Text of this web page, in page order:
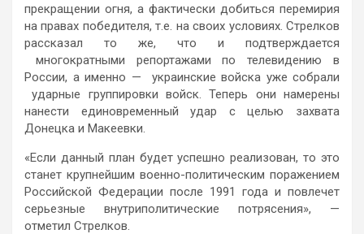
прекращении огня, а фактически добиться перемирия
на правах победителя, т.е. на своих условиях. Стрелков
рассказал то же, что и подтверждается
многократными репортажами по телевидению в
России, а именно — украинские войска уже собрали
ударные группировки войск. Теперь они намерены
нанести единовременный удар с целью захвата
Донецка и Макеевки.
«Если данный план будет успешно реализован, то это
станет крупнейшим военно-политическим поражением
Российской Федерации после 1991 года и повлечет
серьезные внутриполитические потрясения», —
отметил Стрелков.